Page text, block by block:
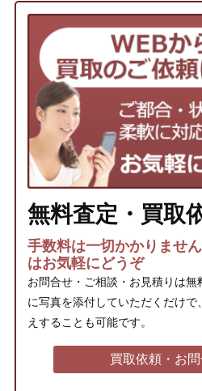
無料査定・買取
手数料は一切かかりませ
はお気軽にどうぞ
お問合せ・ご相談・お見積りは無
に写真を添付していただくだけ
えすることも可能です。
買取依頼・お